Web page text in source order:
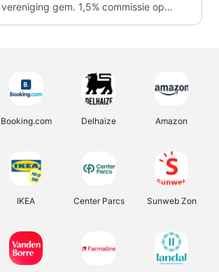
vereniging gem. 1,5% commissie op
Booking.com Delhaize Amazon
IKEA Center Parcs Sunweb Zon